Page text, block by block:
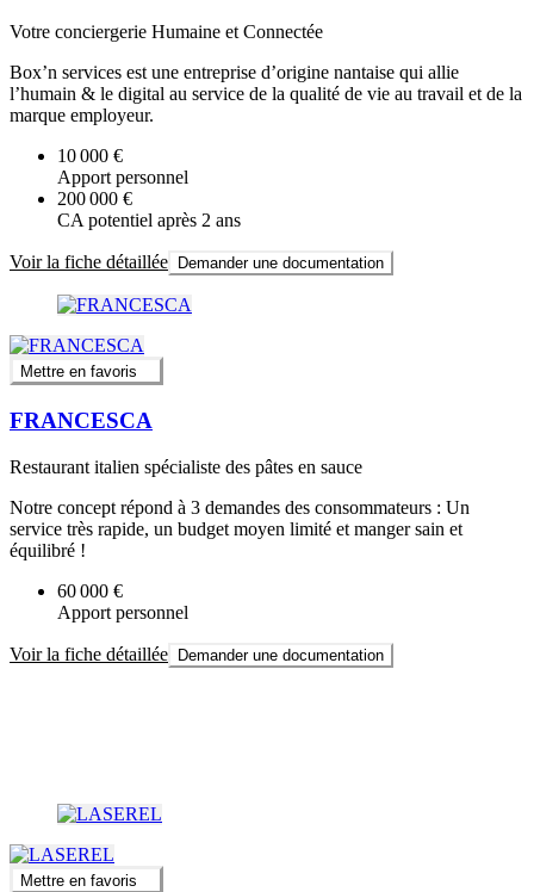
Votre conciergerie Humaine et Connectée
Box’n services est une entreprise d’origine nantaise qui allie
l’humain & le digital au service de la qualité de vie au travail et de la
marque employeur.
10 000 €
Apport personnel
200 000 €
CA potentiel après 2 ans
Voir la fiche détaillée Demander une documentation
Mettre en favoris
FRANCESCA
Restaurant italien spécialiste des pâtes en sauce
Notre concept répond à 3 demandes des consommateurs : Un
service très rapide, un budget moyen limité et manger sain et
équilibré !
60 000 €
Apport personnel
Voir la fiche détaillée Demander une documentation
Mettre en favoris